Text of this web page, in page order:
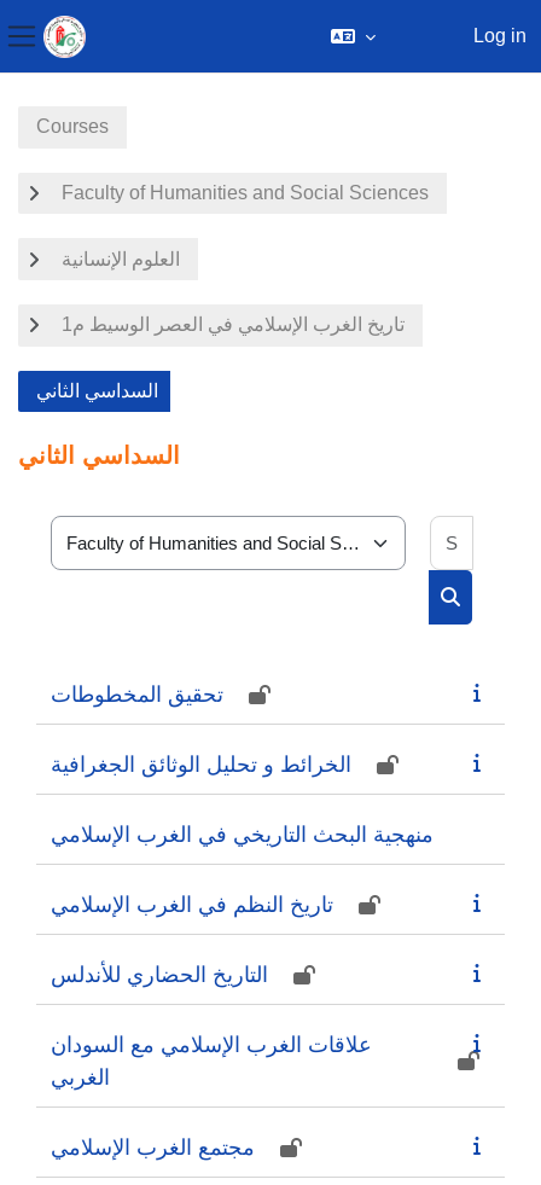
Side panel
Log in
Courses
Faculty of Humanities and Social Sciences
العلوم الإنسانية
تاريخ الغرب الإسلامي في العصر الوسيط م1
السداسي الثاني
السداسي الثاني
Course categories
تحقيق المخطوطات
الخرائط و تحليل الوثائق الجغرافية
منهجية البحث التاريخي في الغرب الإسلامي
تاريخ النظم في الغرب الإسلامي
التاريخ الحضاري للأندلس
علاقات الغرب الإسلامي مع السودان
الغربي
مجتمع الغرب الإسلامي